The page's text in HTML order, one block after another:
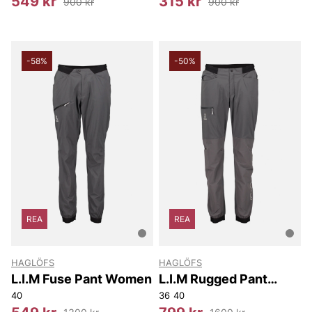
-58%
REA
HAGLÖFS
L.I.M Fuse Pant Women
40
-50%
REA
HAGLÖFS
L.I.M Rugged Pant
Women
36 40